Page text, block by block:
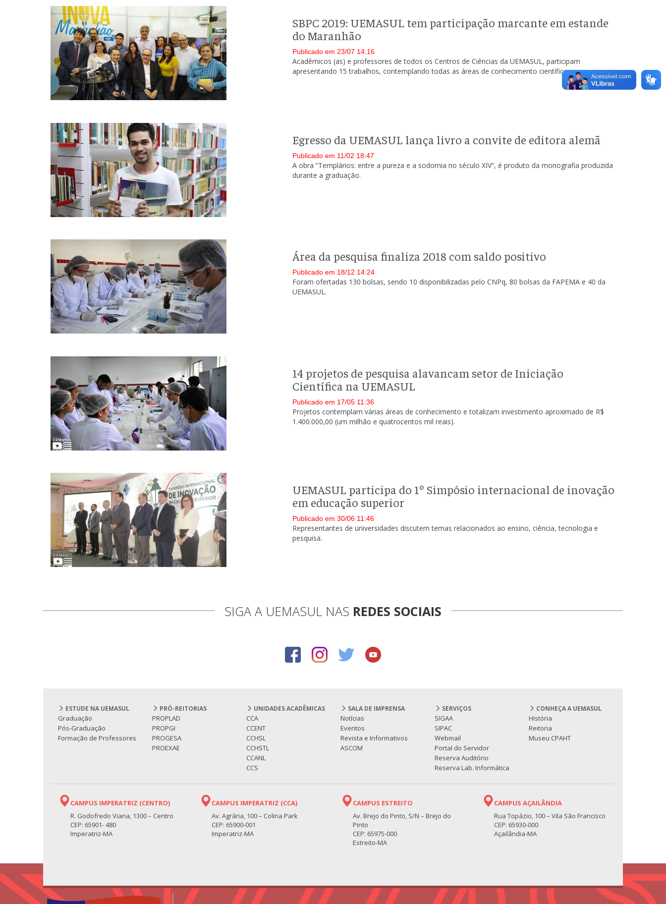
SBPC 2019: UEMASUL tem participação marcante em estande
do Maranhão
Publicado em 23/07 14:16
Acadêmicos (as) e professores de todos os Centros de Ciências da UEMASUL, participam
apresentando 15 trabalhos, contemplando todas as áreas de conhecimento científico.
Egresso da UEMASUL lança livro a convite de editora alemã
Publicado em 11/02 18:47
A obra “Templários: entre a pureza e a sodomia no século XIV”, é produto da monografia produzida
durante a graduação.
Área da pesquisa finaliza 2018 com saldo positivo
Publicado em 18/12 14:24
Foram ofertadas 130 bolsas, sendo 10 disponibilizadas pelo CNPq, 80 bolsas da FAPEMA e 40 da
UEMASUL.
14 projetos de pesquisa alavancam setor de Iniciação
Científica na UEMASUL
Publicado em 17/05 11:36
Projetos contemplam várias áreas de conhecimento e totalizam investimento aproximado de R$
1.400.000,00 (um milhão e quatrocentos mil reais).
UEMASUL participa do 1º Simpósio internacional de inovação
em educação superior
Publicado em 30/06 11:46
Representantes de universidades discutem temas relacionados ao ensino, ciência, tecnologia e
pesquisa.
SIGA A UEMASUL NAS REDES SOCIAIS
ESTUDE NA UEMASUL
Graduação
Pós-Graduação
Formação de Professores
PRÓ-REITORIAS
PROPLAD
PROPGI
PROGESA
PROEXAE
UNIDADES ACADÊMICAS
CCA
CCENT
CCHSL
CCHSTL
CCANL
CCS
SALA DE IMPRENSA
Notícias
Eventos
Revista e Informativos
ASCOM
SERVIÇOS
SIGAA
SIPAC
Webmail
Portal do Servidor
Reserva Auditório
Reserva Lab. Informática
CONHEÇA A UEMASUL
História
Reitoria
Museu CPAHT
CAMPUS IMPERATRIZ (CENTRO)
R. Godofredo Viana, 1300 – Centro
CEP: 65901- 480
Imperatriz-MA
CAMPUS IMPERATRIZ (CCA)
Av. Agrária, 100 – Colina Park
CEP: 65900-001
Imperatriz-MA
CAMPUS ESTREITO
Av. Brejo do Pinto, S/N – Brejo do
Pinto
CEP: 65975-000
Estreito-MA
CAMPUS AÇAILÂNDIA
Rua Topázio, 100 – Vila São Francisco
CEP: 65930-000
Açailândia-MA